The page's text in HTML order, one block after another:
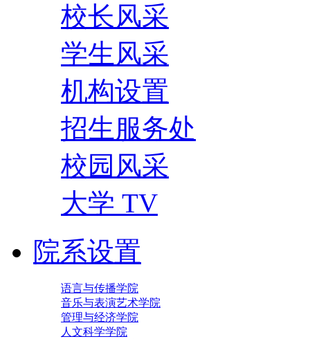
校长风采
学生风采
机构设置
招生服务处
校园风采
大学 TV
院系设置
语言与传播学院
音乐与表演艺术学院
管理与经济学院
人文科学学院